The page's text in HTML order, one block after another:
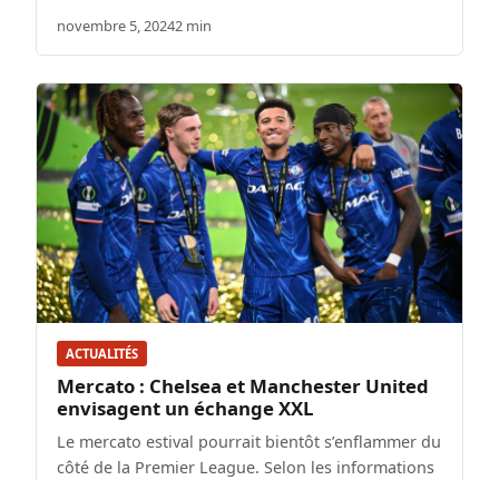
novembre 5, 20242 min
ACTUALITÉS
Mercato : Chelsea et Manchester United
envisagent un échange XXL
Le mercato estival pourrait bientôt s’enflammer du
côté de la Premier League. Selon les informations